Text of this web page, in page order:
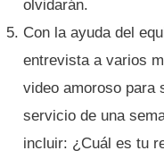
olvidarán.
Con la ayuda del
entrevista a varios
video amoroso para
servicio de una
incluir: ¿Cuál es tu